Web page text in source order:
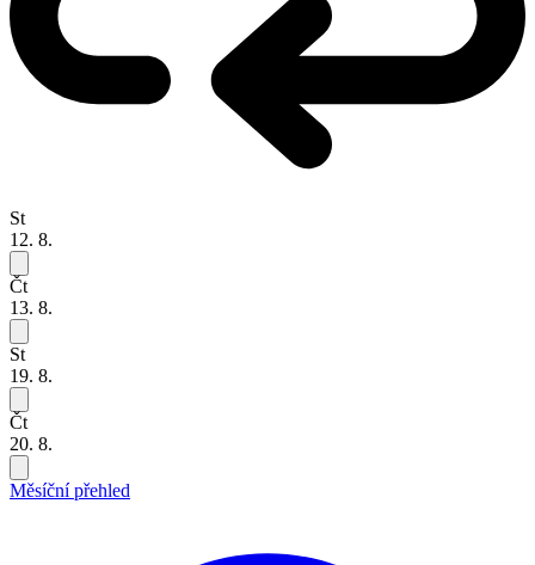
St
12. 8.
Čt
13. 8.
St
19. 8.
Čt
20. 8.
Měsíční přehled